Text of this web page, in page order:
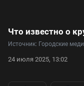
Источник: Городские
24 июля 2025, 13:02